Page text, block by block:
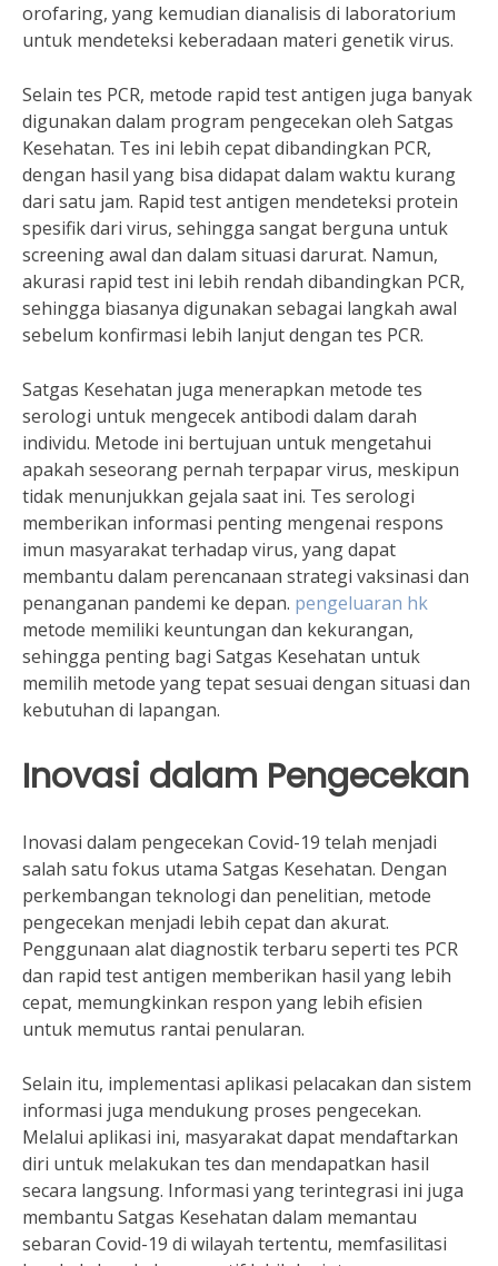
orofaring, yang kemudian dianalisis di laboratorium
untuk mendeteksi keberadaan materi genetik virus.
Selain tes PCR, metode rapid test antigen juga banyak
digunakan dalam program pengecekan oleh Satgas
Kesehatan. Tes ini lebih cepat dibandingkan PCR,
dengan hasil yang bisa didapat dalam waktu kurang
dari satu jam. Rapid test antigen mendeteksi protein
spesifik dari virus, sehingga sangat berguna untuk
screening awal dan dalam situasi darurat. Namun,
akurasi rapid test ini lebih rendah dibandingkan PCR,
sehingga biasanya digunakan sebagai langkah awal
sebelum konfirmasi lebih lanjut dengan tes PCR.
Satgas Kesehatan juga menerapkan metode tes
serologi untuk mengecek antibodi dalam darah
individu. Metode ini bertujuan untuk mengetahui
apakah seseorang pernah terpapar virus, meskipun
tidak menunjukkan gejala saat ini. Tes serologi
memberikan informasi penting mengenai respons
imun masyarakat terhadap virus, yang dapat
membantu dalam perencanaan strategi vaksinasi dan
penanganan pandemi ke depan. pengeluaran hk
metode memiliki keuntungan dan kekurangan,
sehingga penting bagi Satgas Kesehatan untuk
memilih metode yang tepat sesuai dengan situasi dan
kebutuhan di lapangan.
Inovasi dalam Pengecekan
Inovasi dalam pengecekan Covid-19 telah menjadi
salah satu fokus utama Satgas Kesehatan. Dengan
perkembangan teknologi dan penelitian, metode
pengecekan menjadi lebih cepat dan akurat.
Penggunaan alat diagnostik terbaru seperti tes PCR
dan rapid test antigen memberikan hasil yang lebih
cepat, memungkinkan respon yang lebih efisien
untuk memutus rantai penularan.
Selain itu, implementasi aplikasi pelacakan dan sistem
informasi juga mendukung proses pengecekan.
Melalui aplikasi ini, masyarakat dapat mendaftarkan
diri untuk melakukan tes dan mendapatkan hasil
secara langsung. Informasi yang terintegrasi ini juga
membantu Satgas Kesehatan dalam memantau
sebaran Covid-19 di wilayah tertentu, memfasilitasi